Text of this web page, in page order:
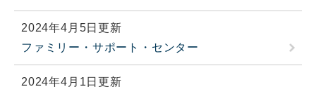
2024年4月5日更新
ファミリー・サポート・センター
2024年4月1日更新